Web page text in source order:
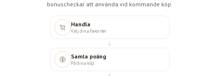
bonuscheckar att använda vid kommande köp.
Handla
Välj dina favoriter
Samla poäng
På dina köp